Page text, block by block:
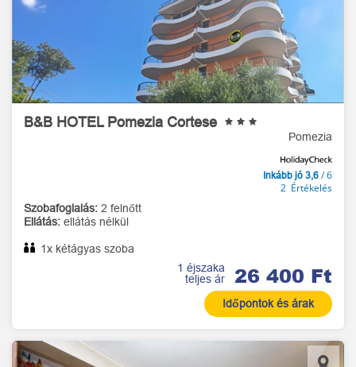
B&B HOTEL Pomezia Cortese
Pomezia
Inkább jó 3,6 / 6
2 Értékelés
Szobafoglalás: 2 felnőtt
Ellátás: ellátás nélkül
1x kétágyas szoba
1 éjszaka
teljes ár
26 400 Ft
Időpontok és árak